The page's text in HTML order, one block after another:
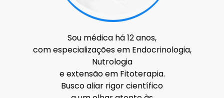
Sou médica há 12 anos,
com especializações em Endocrinologia,
Nutrologia
e extensão em Fitoterapia.
Busco aliar rigor científico